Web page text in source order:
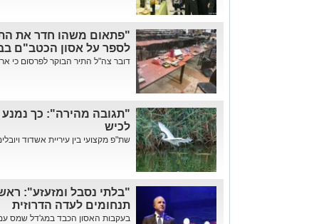
"פתאום משהו חדר את
לספר על אסון הכטב"ם
דובר צה"ל התיר הבוקר לפרסום כי ארבעה
"תגובה מהירה": כך נמנע
לכיש
שת"פ מקצועי בין עיריית אשדוד
"בלתי נסבל ומזעזע":
תנחומים לעדה הדרוזית
בעקבות האסון הכבד במג'דל שמס עם רציחתם של